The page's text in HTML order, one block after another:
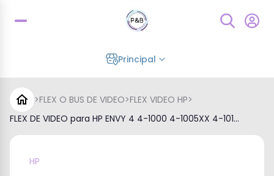
Principal
>FLEX O BUS DE VIDEO>FLEX VIDEO HP>
FLEX DE VIDEO para HP ENVY 4 4-1000 4-1005XX 4-101...
HP